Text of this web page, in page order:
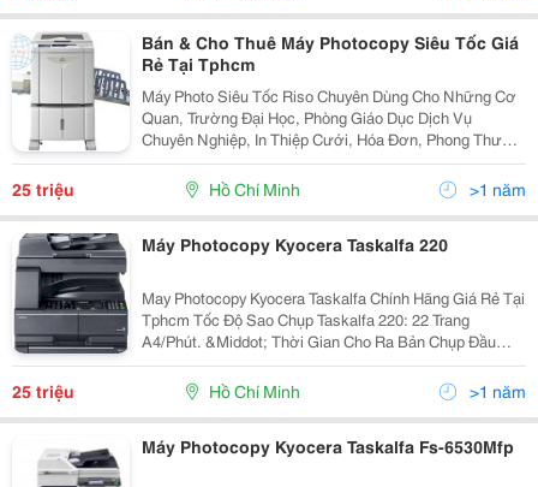
Bán & Cho Thuê Máy Photocopy Siêu Tốc Giá
Rẻ Tại Tphcm
Máy Photo Siêu Tốc Riso Chuyên Dùng Cho Những Cơ
Quan, Trường Đại Học, Phòng Giáo Dục Dịch Vụ
Chuyên Nghiệp, In Thiệp Cưới, Hóa Đơn, Phong Thư
Chuyên Nghiệp Tốc Độ Từ 60 - 150 Bản Chụp/Phút.
Công Nghệ Nhật. Bả
25 triệu Hồ Chí Minh >1 năm
Máy Photocopy Kyocera Taskalfa 220
May Photocopy Kyocera Taskalfa Chính Hãng Giá Rẻ Tại
Tphcm Tốc Độ Sao Chụp Taskalfa 220: 22 Trang
A4/Phút. &Middot; Thời Gian Cho Ra Bản Chụp Đầu
Tiên Dưới 5,7 Giây. &Middot; Bộ Đảo Mặt Bản Chụp
(Chọn Thêm) Giúp Bạn Tiết Kiệm Hơn.
25 triệu Hồ Chí Minh >1 năm
Máy Photocopy Kyocera Taskalfa Fs-6530Mfp